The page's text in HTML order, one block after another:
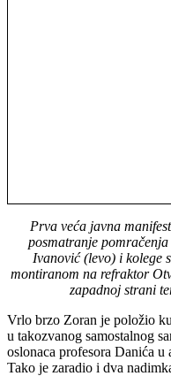
Prva veća javna
posmatranje
Ivanović (levo) i kolege
montiranom na refraktor
zapadnoj strani
Vrlo brzo Zoran je položio
u takozvanog samostalnog
oslonaca profesora Danića
Tako je zaradio i dva